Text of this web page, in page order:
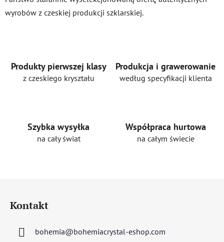
wyrobów z czeskiej produkcji szklarskiej.
Produkty pierwszej klasy
z czeskiego kryształu
Produkcja i grawerowanie
według specyfikacji klienta
Szybka wysyłka
na cały świat
Współpraca hurtowa
na całym świecie
Kontakt
bohemia@bohemiacrystal-eshop.com